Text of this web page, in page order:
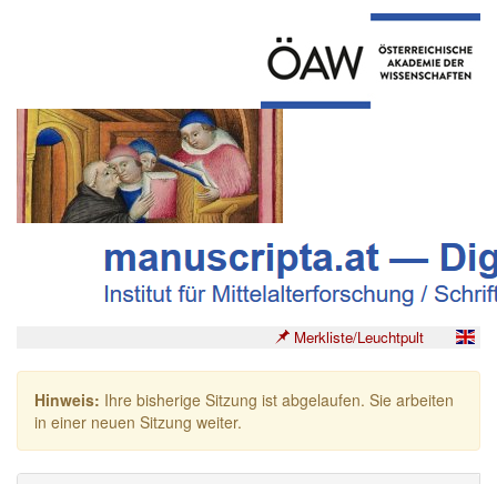
Merkliste/Leuchtpult
Hinweis: Ihre bisherige Sitzung ist abgelaufen. Sie arbeiten
in einer neuen Sitzung weiter.